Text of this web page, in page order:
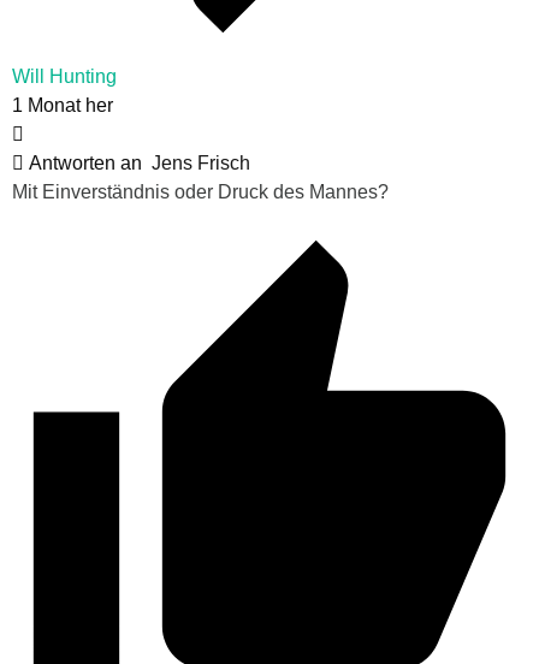
Will Hunting
1 Monat her
Antworten an Jens Frisch
Mit Einverständnis oder Druck des Mannes?